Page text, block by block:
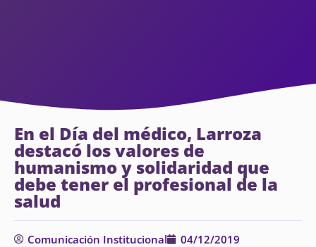
En el Día del médico, Larroza
destacó los valores de
humanismo y solidaridad que
debe tener el profesional de la
salud
Comunicación Institucional 04/12/2019